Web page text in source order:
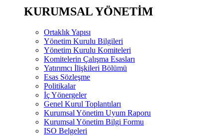
KURUMSAL YÖNETİM
Ortaklık Yapısı
Yönetim Kurulu Bilgileri
Yönetim Kurulu Komiteleri
Komitelerin Çalışma Esasları
Yatırımcı İlişkileri Bölümü
Esas Sözleşme
Politikalar
İç Yönergeler
Genel Kurul Toplantıları
Kurumsal Yönetim Uyum Raporu
Kurumsal Yönetim Bilgi Formu
ISO Belgeleri